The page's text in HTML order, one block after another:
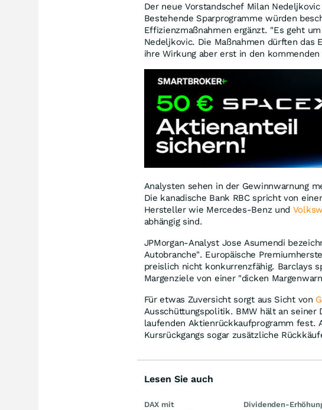
Der neue Vorstandschef Milan
Bestehende Sparprogramme würden
Effizienzmaßnahmen ergänzt. "Es geht
Nedeljkovic. Die Maßnahmen dürften das
ihre Wirkung aber erst in den
Analysten sehen in der Gewinnwarnung
Die kanadische Bank RBC spricht von
Hersteller wie Mercedes-Benz und
abhängig sind.
JPMorgan-Analyst Jose Asumendi
Autobranche". Europäische
preislich nicht konkurrenzfähig. Barclays
Margenziele von einer "dicken
Für etwas Zuversicht sorgt aus Sicht von
Ausschüttungspolitik. BMW hält an
laufenden Aktienrückkaufprogramm fest.
Kursrückgangs sogar zusätzliche
Lesen Sie auch
DAX mit
Dividenden-